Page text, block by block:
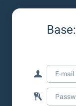
Base: